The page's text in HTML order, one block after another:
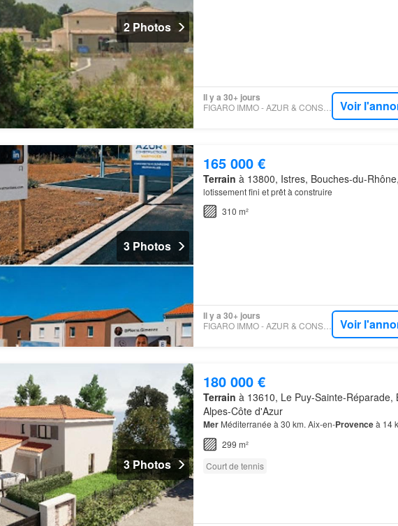
2 Photos
Il y a 30+ jours
FIGARO IMMO - AZUR & CONSTRUCTIONS SALON-DE-PROVENCE Voir
3 Photos
165 000 €
Terrain à 13800, Istres, Bouches-du-
lotissement fini et prêt à construire
310 m²
Il y a 30+ jours
FIGARO IMMO - AZUR & CONSTRUCTIONS MARTIGUES Voir
3 Photos
180 000 €
Terrain à 13610, Le Puy-Sainte-
Alpes-Côte d'Azur
MerMéditerranée à 30 km. Aix-en-Provenceà 14
299 m²
Court de tennis